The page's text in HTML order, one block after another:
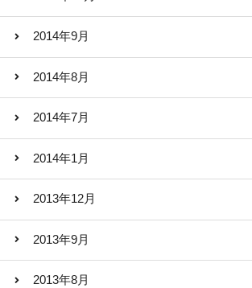
2014年9月
2014年8月
2014年7月
2014年1月
2013年12月
2013年9月
2013年8月